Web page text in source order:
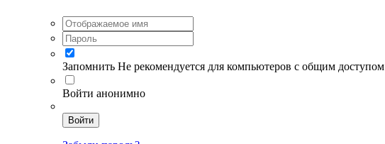
Запомнить Не рекомендуется для компьютеров с общим доступом
Войти анонимно
Войти